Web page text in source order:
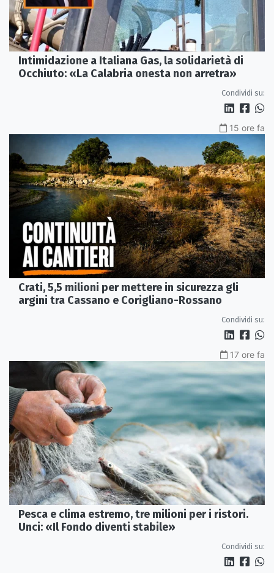
Intimidazione a Italiana Gas, la solidarietà di
Occhiuto: «La Calabria onesta non arretra»
Condividi su:
15 ore fa
Crati, 5,5 milioni per mettere in sicurezza gli
argini tra Cassano e Corigliano-Rossano
Condividi su:
17 ore fa
Pesca e clima estremo, tre milioni per i ristori.
Unci: «Il Fondo diventi stabile»
Condividi su: